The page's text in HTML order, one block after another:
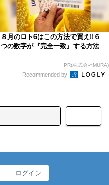
８月のロト6はこの方法で買え!!６
つの数字が『完全一致』する方法
PR(株式会社MURA)
Recommended by
ログイン